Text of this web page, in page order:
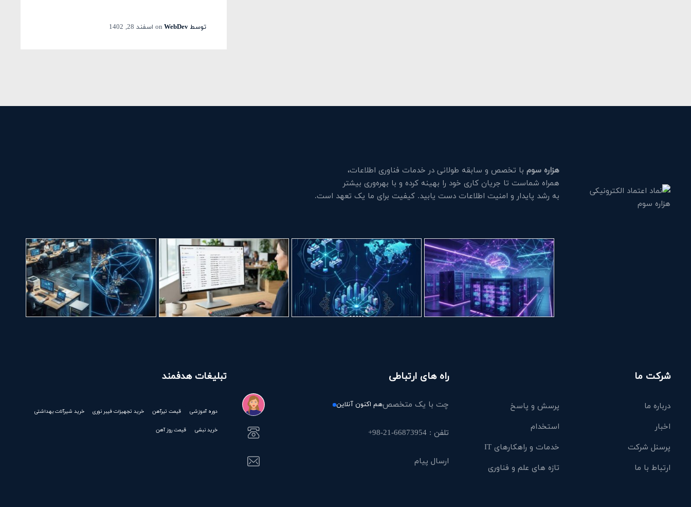
توسطWebDev
on اسفند 28, 1402
هزاره سومبا تخصص و سابقه طولانی در خدمات فناوری اطلاعات،
همراه شماست تا جریان کاری خود را بهینه کرده و با بهره‌وری بیشتر
به رشد پایدار و امنیت اطلاعات دست یابید. کیفیت برای ما یک تعهد است.
شرکت ما
درباره ما
پرسش و پاسخ
اخبار
استخدام
پرسنل شرکت
خدمات و راهکارهای IT
ارتباط با ما
تازه های علم و فناوری
راه های ارتباطی
چت با یک متخصصهم اکنون آنلاین
تلفن : 66873954-21-98+
ارسال پیام
تبلیغات هدفمند
دوره آموزشی قیمت تیرآهن خرید تجهیزات فیبر نوری خرید شیرآلات بهداشتی
خرید نبشی قیمت روز آهن